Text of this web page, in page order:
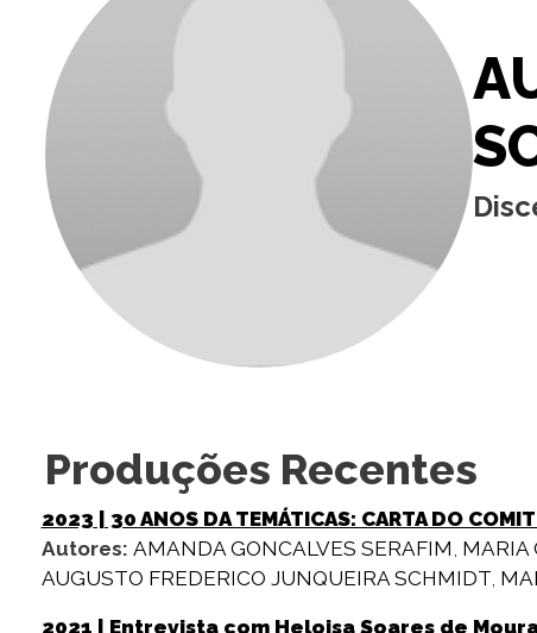
Produções Recentes
2023 | 30 ANOS DA TEMÁTICAS: CARTA DO
Autores: AMANDA GONCALVES SERAFIM, MARIA
AUGUSTO FREDERICO JUNQUEIRA SCHMIDT,
2021 | Entrevista com Heloisa Soares de